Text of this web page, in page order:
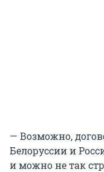
— Возможно,
Белоруссии и
и можно не так